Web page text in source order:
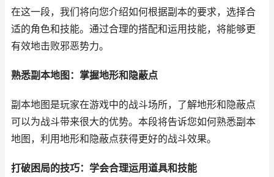
在这一段，我们将向您介绍如何根据副本的要求，选择合
适的角色和技能。通过合理的搭配和运用技能，将能够更
有效地击败邪恶势力。
熟悉副本地图：掌握地形和隐蔽点
副本地图是玩家在游戏中的战斗场所，了解地形和隐蔽点
可以为战斗带来很大的优势。本段将告诉您如何熟悉副本
地图，利用地形和隐蔽点获得更好的战斗效果。
打破困局的技巧：学会合理运用道具和技能